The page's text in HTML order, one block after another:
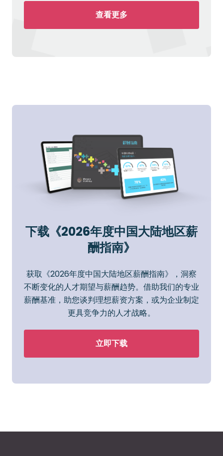
查看更多
下载《2026年度中国大陆地区薪
酬指南》
获取《2026年度中国大陆地区薪酬指南》，洞察
不断变化的人才期望与薪酬趋势。借助我们的专业
薪酬基准，助您谈判理想薪资方案，或为企业制定
更具竞争力的人才战略。
立即下载